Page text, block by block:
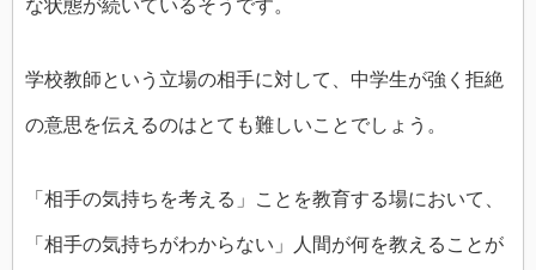
な状態が続いているそうです。
学校教師という立場の相手に対して、中学生が強く拒絶
の意思を伝えるのはとても難しいことでしょう。
「相手の気持ちを考える」ことを教育する場において、
「相手の気持ちがわからない」人間が何を教えることが